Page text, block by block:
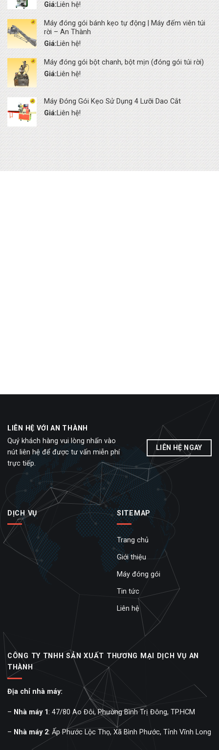
Giá:Liên hệ!
Máy đóng gói bánh kẹo tự động | Máy đếm viên túi
rời – An Thành
Giá:Liên hệ!
Máy đóng gói bột chanh, bột mịn (đóng gói túi rời)
Giá:Liên hệ!
Máy Đóng Gói Kẹo Sử Dụng 4 Lưỡi Dao Cắt
Giá:Liên hệ!
LIÊN HỆ VỚI AN THÀNH
Quý khách hàng vui lòng nhấn vào
nút liên hệ để được tư vấn miễn phí
trực tiếp.
LIÊN HỆ NGAY
DỊCH VỤ SITEMAP
Trang chủ
Giới thiệu
Máy đóng gói
Tin tức
Liên hệ
CÔNG TY TNHH SẢN XUẤT THƯƠNG MẠI DỊCH VỤ AN
THÀNH
Địa chỉ nhà máy:
– Nhà máy 1: 47/80 Ao Đôi, Phường Bình Trị Đông, TP.HCM
– Nhà máy 2: Ấp Phước Lộc Thọ, Xã Bình Phước, Tỉnh Vĩnh Long